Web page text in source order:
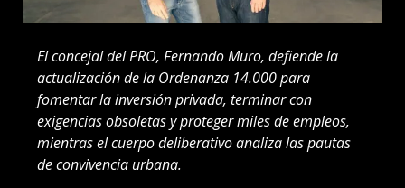
El concejal del PRO, Fernando Muro, defiende la
actualización de la Ordenanza 14.000 para
fomentar la inversión privada, terminar con
exigencias obsoletas y proteger miles de empleos,
mientras el cuerpo deliberativo analiza las pautas
de convivencia urbana.